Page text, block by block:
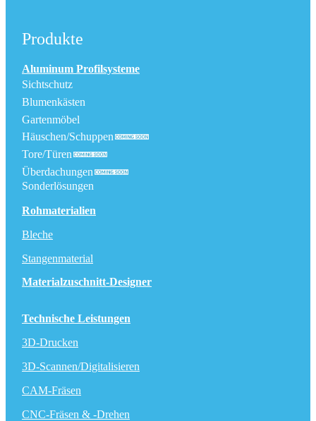
Produkte
Aluminum Profilsysteme
Sichtschutz
Blumenkästen
Gartenmöbel
Häuschen/Schuppen
Tore/Türen
Überdachungen
Sonderlösungen
Rohmaterialien
Bleche
Stangenmaterial
Materialzuschnitt-Designer
Technische Leistungen
3D-Drucken
3D-Scannen/Digitalisieren
CAM-Fräsen
CNC-Fräsen & -Drehen